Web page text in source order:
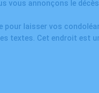
vous annonçons le
laisser vos
textes. Cet endroit est